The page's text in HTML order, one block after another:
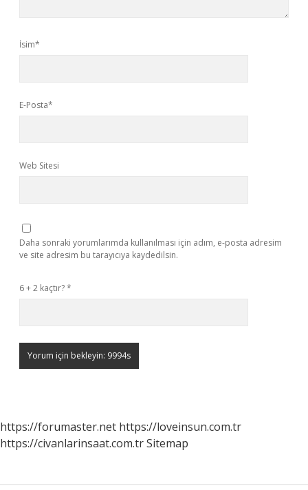
İsim*
E-Posta*
Web Sitesi
Daha sonraki yorumlarımda kullanılması için adım, e-posta adresim
ve site adresim bu tarayıcıya kaydedilsin.
6 + 2 kaçtır?*
https://forumaster.net https://loveinsun.com.tr
https://civanlarinsaat.com.trSitemap